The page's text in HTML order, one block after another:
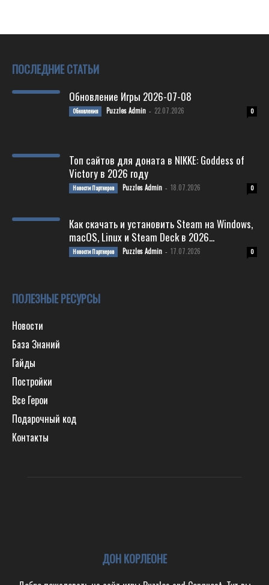
ПОСЛЕДНИЕ СТАТЬИ
Обновление Игры 2026-07-08
Обновления Puzzles Admin - 22.07.2026 0
Топ сайтов для доната в NIKKE: Goddess of
Victory в 2026 году
Новости Партнеров Puzzles Admin - 18.07.2026 0
Как скачать и установить Steam на Windows,
macOS, Linux и Steam Deck в 2026...
Новости Партнеров Puzzles Admin - 17.07.2026 0
ПОЛЕЗНЫЕ РЕСУРСЫ
Новости
База Знаний
Гайды
Постройки
Все Герои
Подарочный код
Контакты
ДОН КОРЛЕОНЕ